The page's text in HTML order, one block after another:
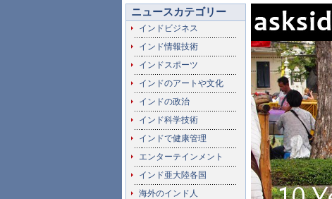
ニュースカテゴリー
インドビジネス
インド情報技術
インドスポーツ
インドのアートや文化
インドの政治
インド科学技術
インドで健康管理
エンターテインメント
インド亜大陸各国
海外のインド人